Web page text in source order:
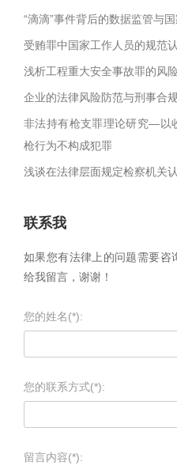
“滴滴”事件背后的数据监管与
受贿罪中国家工作人员的规范
浅析工程重大安全事故罪的风
企业的法律风险防范与刑事合
非法持有枪支罪理论研究—以
枪行为不构成犯罪
浅谈在法律层面规定检察机关
联系我
如果您有法律上的问题需要咨
给我留言，谢谢！
您的姓名(*):
您的联系方式(*):
留言内容(*):